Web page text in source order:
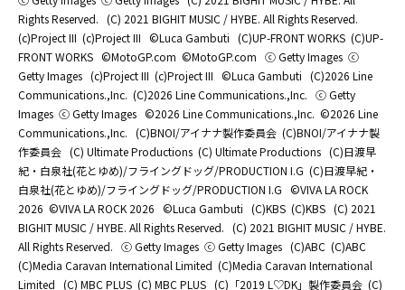
Rights Reserved. (C) 2021 BIGHIT MUSIC / HYBE. All Rights Reserved.
(c)Project III (c)Project III ©Luca Gambuti (C)UP-FRONT WORKS (C)UP-
FRONT WORKS ©MotoGP.com ©MotoGP.com ⓒ Getty Images ⓒ
Getty Images (c)Project III (c)Project III ©Luca Gambuti (C)2026 Line
Communications.,Inc. (C)2026 Line Communications.,Inc. ⓒ Getty
Images ⓒ Getty Images ©2026 Line Communications.,Inc. ©2026 Line
Communications.,Inc. (C)BNOI/アイナナ製作委員会 (C)BNOI/アイナナ製
作委員会 (C) Ultimate Productions (C) Ultimate Productions (C)日渡早
紀・白泉社(花とゆめ)/フライングドッグ/PRODUCTION I.G (C)日渡早紀・
白泉社(花とゆめ)/フライングドッグ/PRODUCTION I.G ©️VIVA LA ROCK
2026 ©️VIVA LA ROCK 2026 ©Luca Gambuti (C)KBS (C)KBS (C) 2021
BIGHIT MUSIC / HYBE. All Rights Reserved. (C) 2021 BIGHIT MUSIC / HYBE.
All Rights Reserved. ⓒ Getty Images ⓒ Getty Images (C)ABC (C)ABC
(C)Media Caravan International Limited (C)Media Caravan International
Limited (C) MBC PLUS (C) MBC PLUS (C)「2019 L♡DK」製作委員会 (C)